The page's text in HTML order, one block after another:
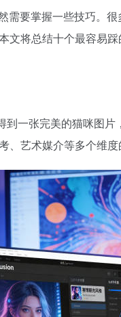
需要掌握一些技巧。
将总结十个最容易
到一张完美的猫咪图
艺术媒介等多个维度